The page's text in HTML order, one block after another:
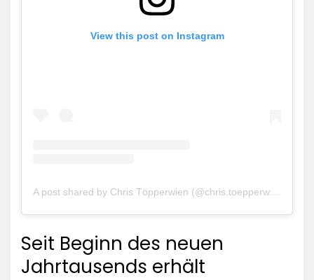
View this post on Instagram
Seit Beginn des neuen
Jahrtausends erhält